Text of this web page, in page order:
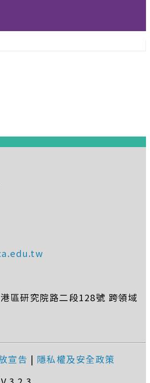
區研究院路二段128號 跨領域
宣告 | 隱私權及安全政策